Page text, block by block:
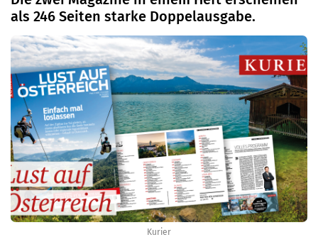
Kurier
als 246 Seiten starke Doppelausgabe.